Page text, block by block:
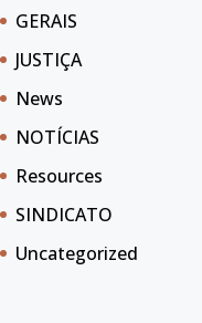
GERAIS
JUSTIÇA
News
NOTÍCIAS
Resources
SINDICATO
Uncategorized